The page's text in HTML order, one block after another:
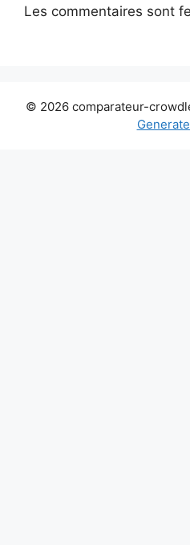
Les commentaires sont
© 2026 comparateur-